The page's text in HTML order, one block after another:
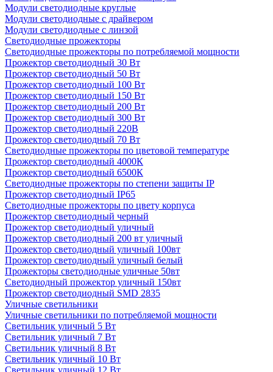
Модули светодиодные круглые
Модули светодиодные с драйвером
Модули светодиодные с линзой
Светодиодные прожекторы
Светодиодные прожекторы по потребляемой мощности
Прожектор светодиодный 30 Вт
Прожектор светодиодный 50 Вт
Прожектор светодиодный 100 Вт
Прожектор светодиодный 150 Вт
Прожектор светодиодный 200 Вт
Прожектор светодиодный 300 Вт
Прожектор светодиодный 220В
Прожектор светодиодный 70 Вт
Светодиодные прожекторы по цветовой температуре
Прожектор светодиодный 4000К
Прожектор светодиодный 6500К
Светодиодные прожекторы по степени защиты IP
Прожектор светодиодный IP65
Светодиодные прожекторы по цвету корпуса
Прожектор светодиодный черный
Прожектор светодиодный уличный
Прожектор светодиодный 200 вт уличный
Прожектор светодиодный уличный 100вт
Прожектор светодиодный уличный белый
Прожекторы светодиодные уличные 50вт
Светодиодный прожектор уличный 150вт
Прожектор светодиодный SMD 2835
Уличные светильники
Уличные светильники по потребляемой мощности
Светильник уличный 5 Вт
Светильник уличный 7 Вт
Светильник уличный 8 Вт
Светильник уличный 10 Вт
Светильник уличный 12 Вт